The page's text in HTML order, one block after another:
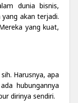
dunia bisnis,
akan terjadi.
yang kuat,
Harusnya, apa
hubungannya
dirinya sendiri.